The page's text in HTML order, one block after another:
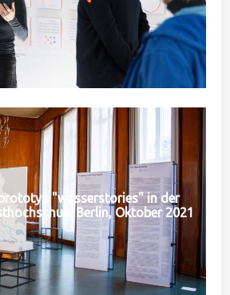
"wasserstories" in der
Berlin, Oktober 2021